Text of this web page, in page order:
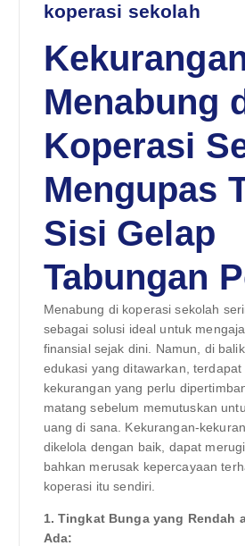
koperasi sekolah
Menabung
Koperasi
Mengupas
Sisi Gelap
Tabungan
Menabung di koperasi sekolah
sebagai solusi ideal untuk
finansial sejak dini. Namun, di
edukasi yang ditawarkan, terdapat
kekurangan yang perlu
matang sebelum memutuskan
uang di sana. Kekurangan-
dikelola dengan baik, dapat
bahkan merusak kepercayaan
koperasi itu sendiri.
1. Tingkat Bunga yang Rendah
Ada: